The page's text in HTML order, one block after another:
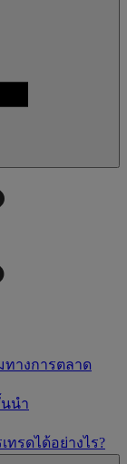
ทางการตลาด
นำ
รดได้อย่างไร?